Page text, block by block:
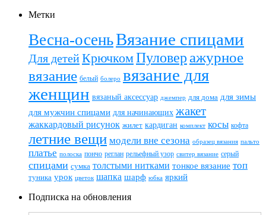
Метки
Весна-осеньВязание спицами
Для детейКрючкомПуловер ажурное
вязание белый болеро вязание для
женщин вязаный аксессуар джемпер для дома для зимы
для мужчин спицами для начинающих жакет
жаккардовый рисунок жилет кардиган комплект косы кофта
летние вещи модели вне сезона образец вязания пальто
платье полоска пончо реглан рельефный узор свитер вязание серый
спицами сумка толстыми нитками тонкое вязание топ
туника урок цветок шапка шарф юбка яркий
Подписка на обновления